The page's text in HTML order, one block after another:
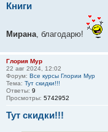
Книги
Мирана , благодарю!
Глория Мур
22 авг 2024, 12:02
Форум: Все курсы Глории Мур
Тема: Тут скидки!!!
Ответы: 9
Просмотры: 5742952
Тут скидки!!!